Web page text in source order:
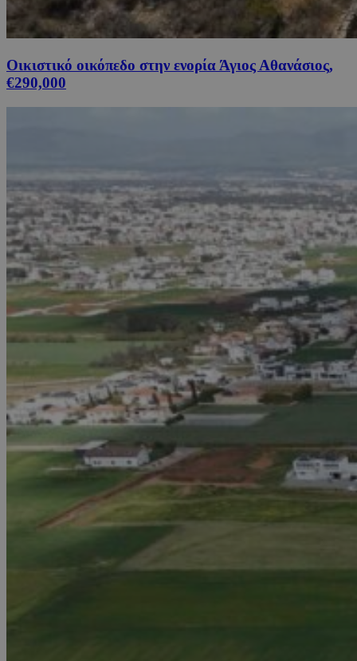
Οικιστικό οικόπεδο στην ενορία Άγιος Αθανάσιος,
€290,000